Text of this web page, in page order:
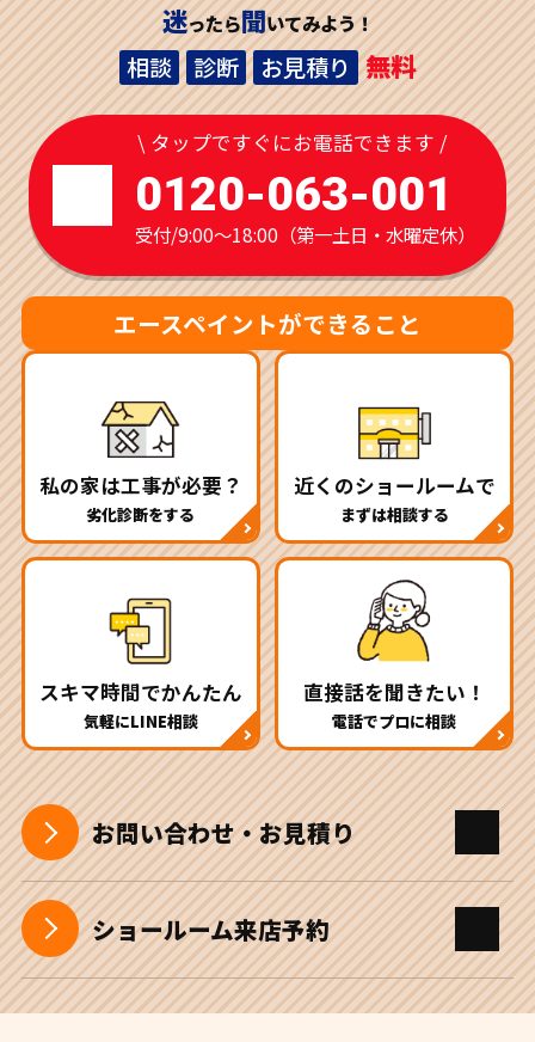
迷ったら聞いてみよう！
相談 診断 お見積り 無料
\ タップですぐにお電話できます /
0120-063-001
受付/9:00～18:00（第一土日・水曜定休）
エースペイントができること
私の家は工事が必要？
劣化診断をする
近くのショールームで
まずは相談する
スキマ時間でかんたん
気軽にLINE相談
直接話を聞きたい！
電話でプロに相談
お問い合わせ・お見積り
ショールーム来店予約